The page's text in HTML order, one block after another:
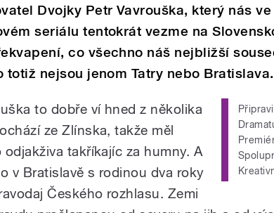
Dvojky Petr Vavrouška, který nás ve
seriálu tentokrát vezme na
co všechno náš nejbližší
totiž nejsou jenom Tatry nebo Bratislava.
to dobře ví hned z několika
ze Zlínska, takže měl
odjakživa takříkajíc za humny. A
v Bratislavě s rodinou dva roky
Českého rozhlasu. Zemi